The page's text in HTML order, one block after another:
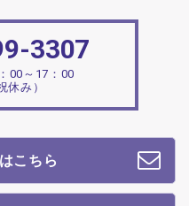
3307
00～17：00
休み）
こちら